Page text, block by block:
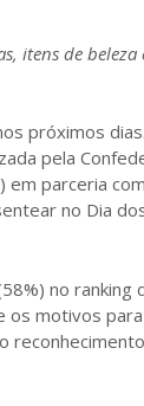
itens de beleza
próximos
pela
em parceria
no Dia
no
motivos